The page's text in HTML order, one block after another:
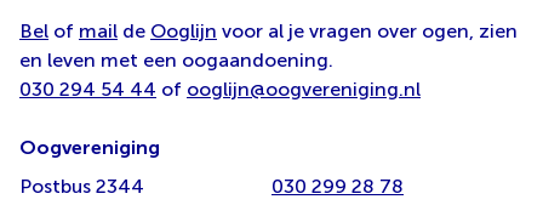
Bel of mail de Ooglijn voor al je vragen over ogen, zien
en leven met een oogaandoening.
030 294 54 44 of ooglijn@oogvereniging.nl
Oogvereniging
Postbus 2344
030 299 28 78